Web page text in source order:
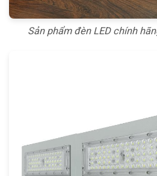
Sản phẩm đèn LED chính